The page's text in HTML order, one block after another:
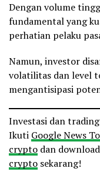
Dengan volume
fundamental yang
perhatian pelaku
Namun, investor
volatilitas dan level
mengantisipasi
Investasi dan
Ikuti Google News
crypto dan download
crypto sekarang!